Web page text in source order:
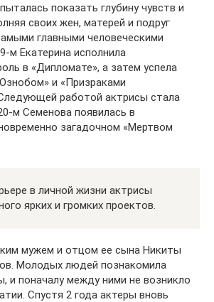
показать глубину чувств и
своих жен, матерей и подруг
главными человеческими
м Екатерина исполнила
в «Дипломате», а затем успела
и «Призраками
работой актрисы стала
м Семенова появилась в
загадочном «Мертвом
в личной жизни актрисы
ярких и громких проектов.
мужем и отцом ее сына Никиты
Молодых людей познакомила
и поначалу между ними не возникло
Спустя 2 года актеры вновь